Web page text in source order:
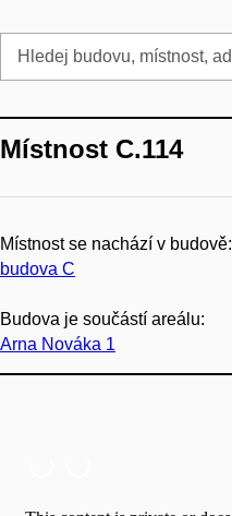
Místnost C.114
Místnost se nachází v budově:
budova C
Budova je součástí areálu:
Arna Nováka 1